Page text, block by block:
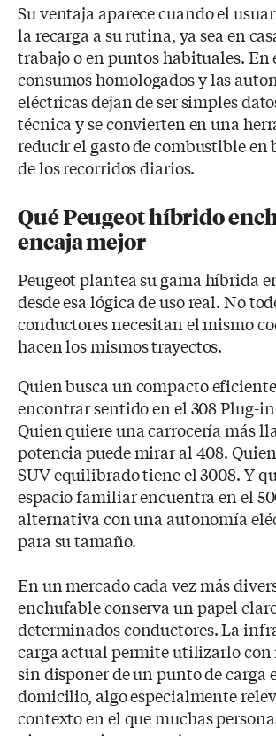
Su ventaja aparece cuando el
la recarga a su rutina, ya sea en
trabajo o en puntos habituales. En
consumos homologados y las
eléctricas dejan de ser simples
técnica y se convierten en una
reducir el gasto de combustible en
de los recorridos diarios.
Qué Peugeot híbrido
encaja mejor
Peugeot plantea su gama híbrida
desde esa lógica de uso real. No
conductores necesitan el mismo
hacen los mismos trayectos.
Quien busca un compacto
encontrar sentido en el 308 Plug-
Quien quiere una carrocería más
potencia puede mirar al 408.
SUV equilibrado tiene el 3008. Y
espacio familiar encuentra en el
alternativa con una autonomía
para su tamaño.
En un mercado cada vez más
enchufable conserva un papel
determinados conductores. La
carga actual permite utilizarlo
sin disponer de un punto de carga
domicilio, algo especialmente
contexto en el que muchas